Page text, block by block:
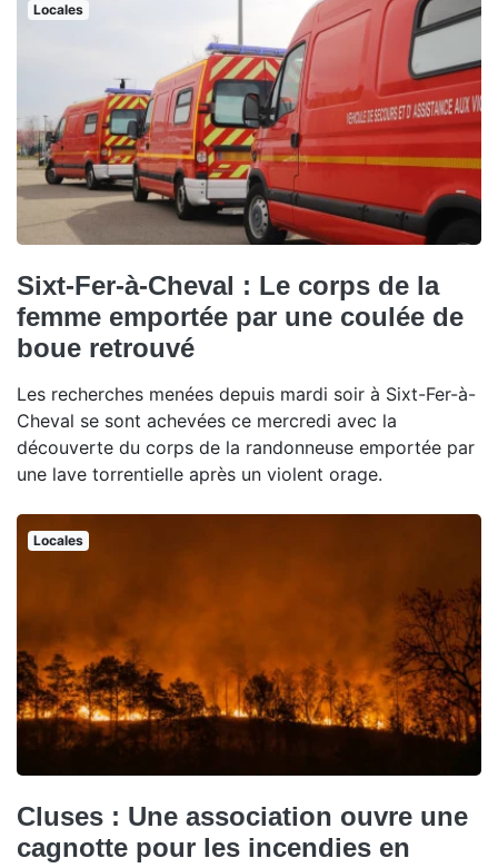
Locales
Sixt-Fer-à-Cheval : Le corps de la
femme emportée par une coulée de
boue retrouvé
Les recherches menées depuis mardi soir à Sixt-Fer-à-
Cheval se sont achevées ce mercredi avec la
découverte du corps de la randonneuse emportée par
une lave torrentielle après un violent orage.
Locales
Cluses : Une association ouvre une
cagnotte pour les incendies en